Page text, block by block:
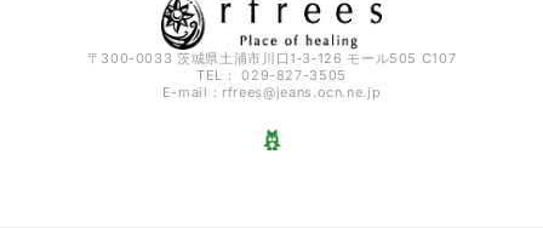
〒300-0033 茨城県土浦市川口1‐3‐126 モール505 C107
TEL： 029-827-3505
E-mail： rfrees@jeans.ocn.ne.jp